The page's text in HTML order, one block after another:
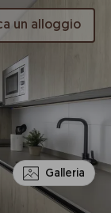
un alloggio
Galleria